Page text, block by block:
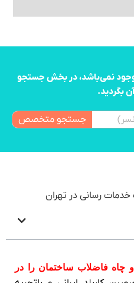
نمی‌باشد، در بخش جستجو
بگردید.
جستجو متخصص
فاضلاب ساختمان را در